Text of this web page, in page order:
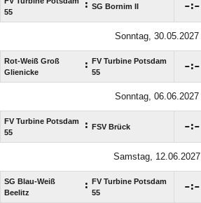
55
: SG Bornim II :
Sonntag, 30.05.2027
Rot-Weiß Groß
Glienicke
: FV Turbine Potsdam
55
:
Sonntag, 06.06.2027
FV Turbine Potsdam
55
: FSV Brück :
Samstag, 12.06.2027
SG Blau-Weiß
Beelitz
: FV Turbine Potsdam
55
: